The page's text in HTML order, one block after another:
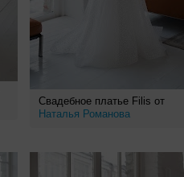
Свадебное платье Filis от
Наталья Романова